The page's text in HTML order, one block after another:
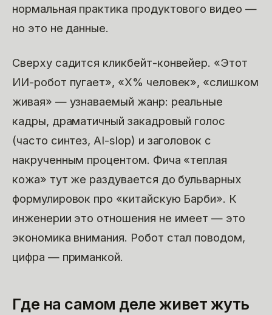
нормальная практика продуктового видео —
но это не данные.
Сверху садится кликбейт-конвейер. «Этот
ИИ-робот пугает», «X% человек», «слишком
живая» — узнаваемый жанр: реальные
кадры, драматичный закадровый голос
(часто синтез, AI-slop) и заголовок с
накрученным процентом. Фича «теплая
кожа» тут же раздувается до бульварных
формулировок про «китайскую Барби». К
инженерии это отношения не имеет — это
экономика внимания. Робот стал поводом,
цифра — приманкой.
Где на самом деле живет жуть